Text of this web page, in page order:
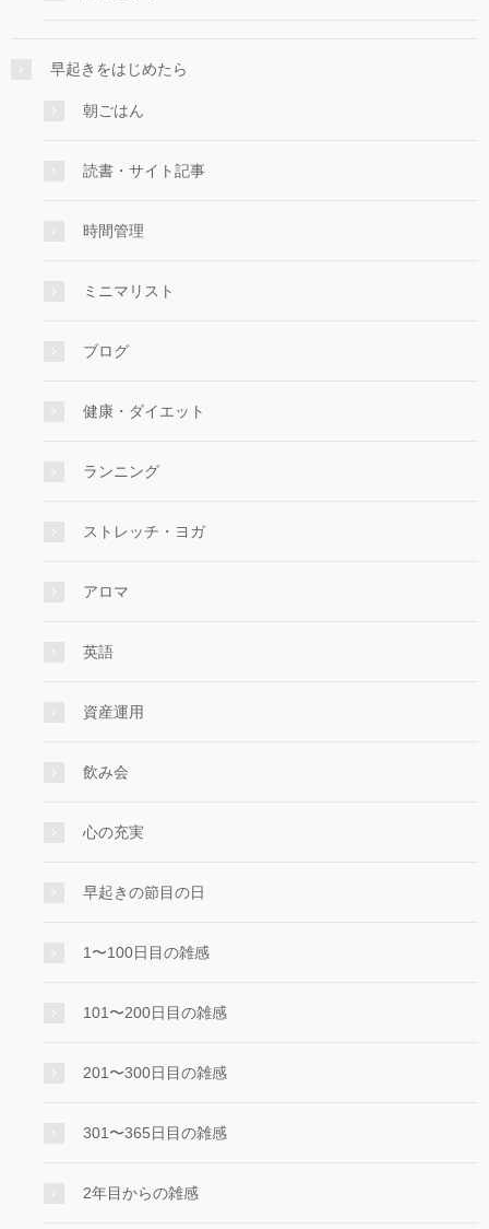
早起きをはじめたら
朝ごはん
読書・サイト記事
時間管理
ミニマリスト
ブログ
健康・ダイエット
ランニング
ストレッチ・ヨガ
アロマ
英語
資産運用
飲み会
心の充実
早起きの節目の日
1〜100日目の雑感
101〜200日目の雑感
201〜300日目の雑感
301〜365日目の雑感
2年目からの雑感